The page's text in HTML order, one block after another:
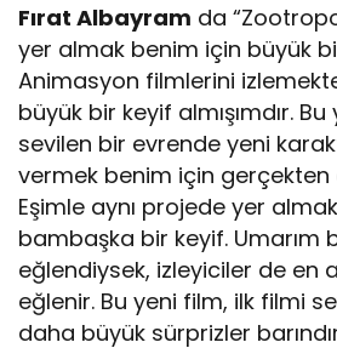
Fırat Albayram da
yer almak benim için büyük
Animasyon filmlerini
büyük bir keyif almışımdır.
sevilen bir evrende yeni
vermek benim için gerçekten
Eşimle aynı projede yer
bambaşka bir keyif. Umarım
eğlendiysek, izleyiciler de en
eğlenir. Bu yeni film, ilk filmi
daha büyük sürprizler